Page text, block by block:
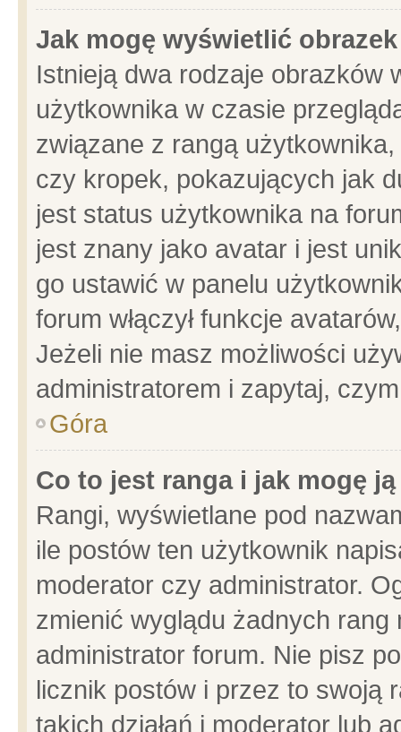
Jak mogę wyświetlić
Istnieją dwa rodzaje obrazków
użytkownika w czasie
związane z rangą
czy kropek, pokazujących jak
jest status użytkownika na
jest znany jako avatar i jest
go ustawić w panelu
forum włączył funkcje
Jeżeli nie masz możliwości
administratorem i zapytaj,
Góra
Co to jest ranga i jak mogę
Rangi, wyświetlane pod
ile postów ten użytkownik
moderator czy administrator.
zmienić wyglądu żadnych
administrator forum. Nie pisz
licznik postów i przez to swoją
takich działań i moderator lub